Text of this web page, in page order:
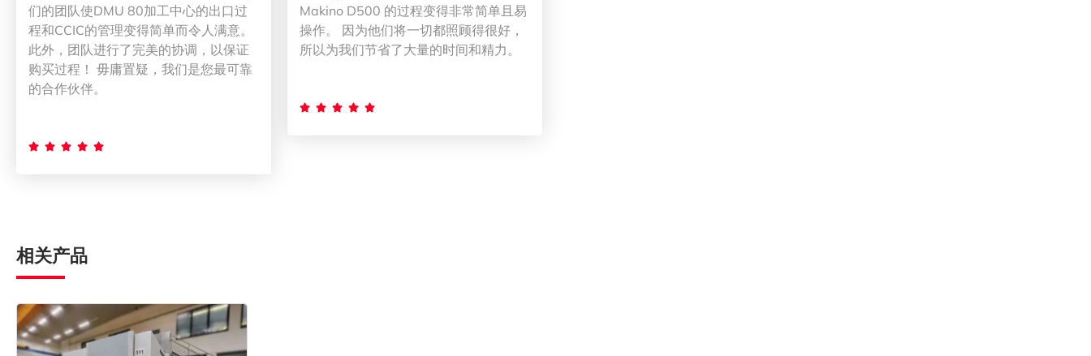
们的团队使DMU 80加工中心的出口过
程和CCIC的管理变得简单而令人满意。
此外，团队进行了完美的协调，以保证
购买过程！ 毋庸置疑，我们是您最可靠
的合作伙伴。
    
Makino D500 的过程变得非常简单且易
操作。 因为他们将一切都照顾得很好，
所以为我们节省了大量的时间和精力。
    
相关产品